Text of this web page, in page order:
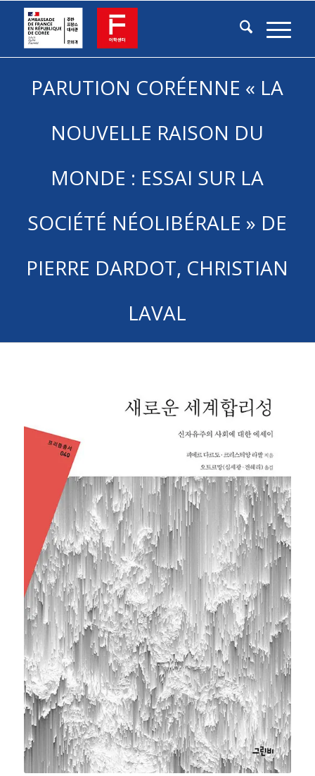
PARUTION CORÉENNE « LA
NOUVELLE RAISON DU
MONDE : ESSAI SUR LA
SOCIÉTÉ NÉOLIBÉRALE » DE
PIERRE DARDOT, CHRISTIAN
LAVAL